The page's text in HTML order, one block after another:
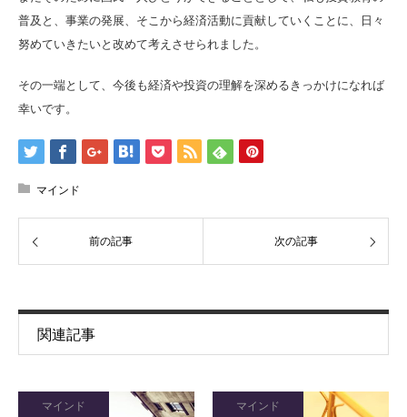
普及と、事業の発展、そこから経済活動に貢献していくことに、日々
努めていきたいと改めて考えさせられました。
その一端として、今後も経済や投資の理解を深めるきっかけになれば
幸いです。
マインド
前の記事 次の記事
関連記事
マインド マインド